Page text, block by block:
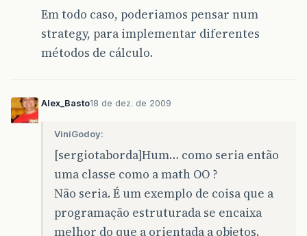
Em todo caso, poderiamos pensar num
strategy, para implementar diferentes
métodos de cálculo.
Alex_Basto18 de dez. de 2009
ViniGodoy:
[sergiotaborda]Hum… como seria então
uma classe como a math OO ?
Não seria. É um exemplo de coisa que a
programação estruturada se encaixa
melhor do que a orientada a objetos.